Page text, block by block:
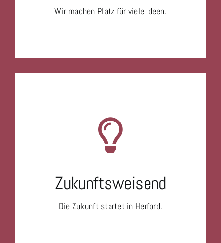
Wir machen Platz für viele Ideen.
Zukunftsweisend
Die Zukunft startet in Herford.